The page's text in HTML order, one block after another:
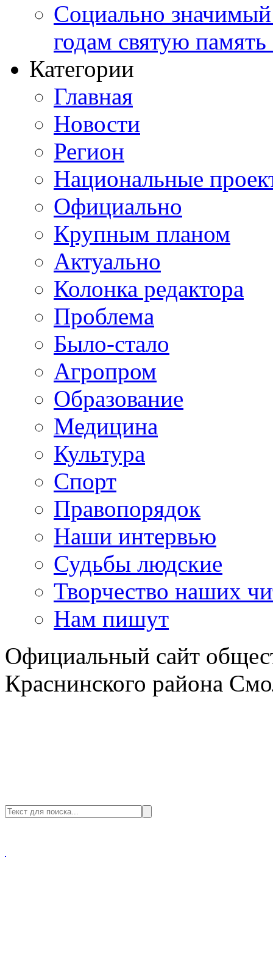
Социально
годам святую
Категории
Главная
Новости
Регион
Национальные
Официально
Крупным планом
Актуально
Колонка редактора
Проблема
Было-стало
Агропром
Образование
Медицина
Культура
Спорт
Правопорядок
Наши интервью
Судьбы людские
Творчество наших
Нам пишут
Официальный сайт
Краснинского района